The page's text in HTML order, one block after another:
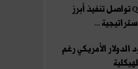
مجموعة QNB تواصل تنفيذ أبرز
...
الأمريكي رغم